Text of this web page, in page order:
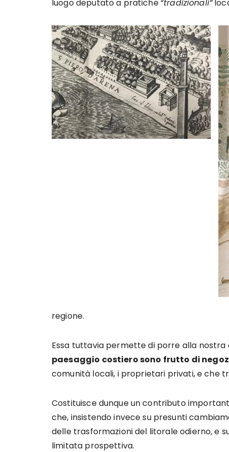
luogo deputato a pratiche “tradizionali”
regione.
Essa tuttavia permette di porre alla
paesaggio costiero sono frutto di
comunità locali, i proprietari privati, e che
Costituisce dunque un contributo
che, insistendo invece su presunti
delle trasformazioni del litorale odierno, e
limitata prospettiva.